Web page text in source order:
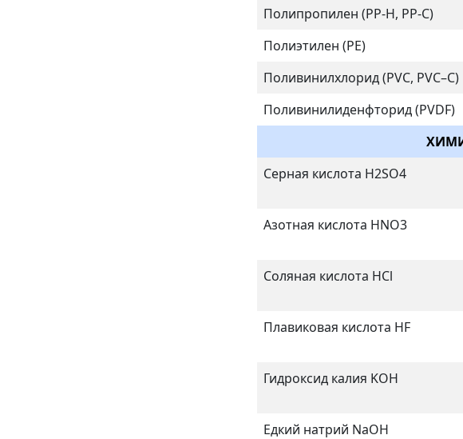
Полипропилен (РР-H, PP-C)
Полиэтилен (PE)
Поливинилхлорид (PVC, PVC–C)
Поливинилиденфторид (PVDF)
Серная кислота H2SO4
Азотная кислота HNO3
Соляная кислота HCl
Плавиковая кислота HF
Гидроксид калия KOH
Едкий натрий NaOH